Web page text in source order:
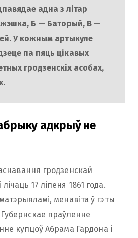
адна з літар
Б — Баторый, В —
У кожным артыкуле
па пяць цікавых
гродзенскіх асобах,
адкрыў не
гродзенскай
17 ліпеня 1861 года.
менавіта ў гэты
праўленне
купцоў Абрама Гардона і